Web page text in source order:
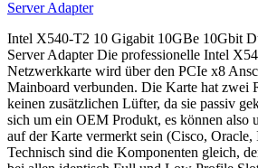
Server Adapter
Intel X540-T2 10 Gigabit 10GBe 10Gbit
Server Adapter Die professionelle Intel
Netzwerkkarte wird über den PCIe x8
Mainboard verbunden. Die Karte hat zwei
keinen zusätzlichen Lüfter, da sie passiv
sich um ein OEM Produkt, es können also
auf der Karte vermerkt sein (Cisco,
Technisch sind die Komponenten gleich,